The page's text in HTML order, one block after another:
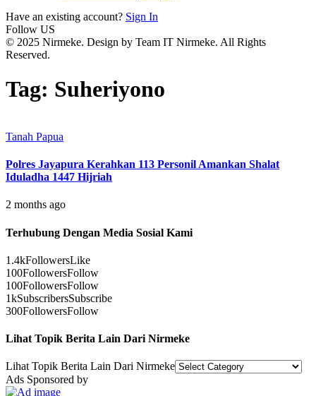
Have an existing account? Sign In
Follow US
© 2025 Nirmeke. Design by Team IT Nirmeke. All Rights
Reserved.
Tag: Suheriyono
Tanah Papua
Polres Jayapura Kerahkan 113 Personil Amankan Shalat
Iduladha 1447 Hijriah
2 months ago
Terhubung Dengan Media Sosial Kami
1.4kFollowersLike
100FollowersFollow
100FollowersFollow
1kSubscribersSubscribe
300FollowersFollow
Lihat Topik Berita Lain Dari Nirmeke
Lihat Topik Berita Lain Dari Nirmeke
Ads Sponsored by